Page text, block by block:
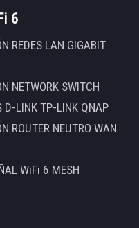
6
REDES LAN GIGABIT
NETWORK SWITCH
D-LINK TP-LINK QNAP
ROUTER NEUTRO WAN
WiFi 6 MESH